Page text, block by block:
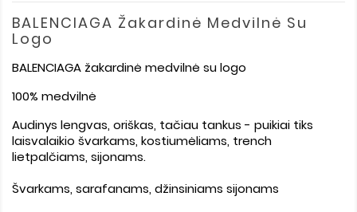
BALENCIAGA Žakardinė Medvilnė Su
Logo
BALENCIAGA žakardinė medvilnė su logo
100% medvilnė
Audinys lengvas, oriškas, tačiau tankus - puikiai tiks
laisvalaikio švarkams, kostiumėliams, trench
lietpalčiams, sijonams.
Švarkams, sarafanams, džinsiniams sijonams